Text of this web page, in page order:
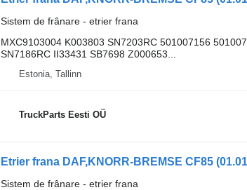
Sistem de frânare - etrier frana
MXC9103004 K003803 SN7203RC 501007156
SN7186RC II33431 SB7698 Z000653...
Estonia, Tallinn
TruckParts Eesti OÜ
Sistem de frânare - etrier frana